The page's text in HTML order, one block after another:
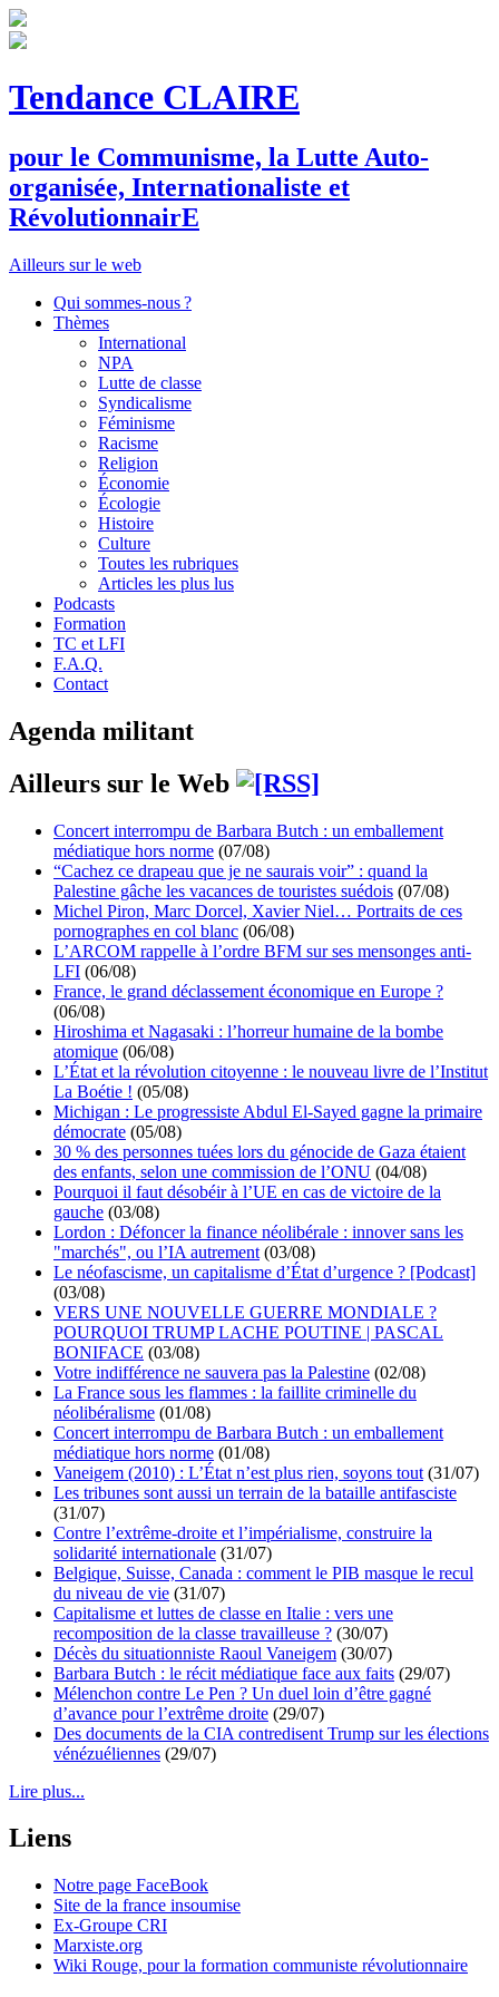
Tendance CLAIRE
pour le Communisme, la Lutte Auto-
organisée, Internationaliste et
RévolutionnairE
Ailleurs sur le web
Qui sommes-nous ?
Thèmes
International
NPA
Lutte de classe
Syndicalisme
Féminisme
Racisme
Religion
Économie
Écologie
Histoire
Culture
Toutes les rubriques
Articles les plus lus
Podcasts
Formation
TC et LFI
F.A.Q.
Contact
Agenda militant
Ailleurs sur le Web
Concert interrompu de Barbara Butch : un emballement
médiatique hors norme (07/08)
“Cachez ce drapeau que je ne saurais voir” : quand la
Palestine gâche les vacances de touristes suédois (07/08)
Michel Piron, Marc Dorcel, Xavier Niel… Portraits de ces
pornographes en col blanc (06/08)
L’ARCOM rappelle à l’ordre BFM sur ses mensonges anti-
LFI (06/08)
France, le grand déclassement économique en Europe ?
(06/08)
Hiroshima et Nagasaki : l’horreur humaine de la bombe
atomique (06/08)
L’État et la révolution citoyenne : le nouveau livre de l’Institut
La Boétie ! (05/08)
Michigan : Le progressiste Abdul El-Sayed gagne la primaire
démocrate (05/08)
30 % des personnes tuées lors du génocide de Gaza étaient
des enfants, selon une commission de l’ONU (04/08)
Pourquoi il faut désobéir à l’UE en cas de victoire de la
gauche (03/08)
Lordon : Défoncer la finance néolibérale : innover sans les
"marchés", ou l’IA autrement (03/08)
Le néofascisme, un capitalisme d’État d’urgence ? [Podcast]
(03/08)
VERS UNE NOUVELLE GUERRE MONDIALE ?
POURQUOI TRUMP LACHE POUTINE | PASCAL
BONIFACE (03/08)
Votre indifférence ne sauvera pas la Palestine (02/08)
La France sous les flammes : la faillite criminelle du
néolibéralisme (01/08)
Concert interrompu de Barbara Butch : un emballement
médiatique hors norme (01/08)
Vaneigem (2010) : L’État n’est plus rien, soyons tout (31/07)
Les tribunes sont aussi un terrain de la bataille antifasciste
(31/07)
Contre l’extrême-droite et l’impérialisme, construire la
solidarité internationale (31/07)
Belgique, Suisse, Canada : comment le PIB masque le recul
du niveau de vie (31/07)
Capitalisme et luttes de classe en Italie : vers une
recomposition de la classe travailleuse ? (30/07)
Décès du situationniste Raoul Vaneigem (30/07)
Barbara Butch : le récit médiatique face aux faits (29/07)
Mélenchon contre Le Pen ? Un duel loin d’être gagné
d’avance pour l’extrême droite (29/07)
Des documents de la CIA contredisent Trump sur les élections
vénézuéliennes (29/07)
Lire plus...
Liens
Notre page FaceBook
Site de la france insoumise
Ex-Groupe CRI
Marxiste.org
Wiki Rouge, pour la formation communiste révolutionnaire